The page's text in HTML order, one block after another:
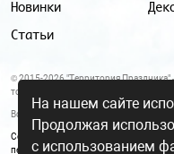
Новинки
Статьи
© 2015-2026 "Территория
товаров для праздника.
Все цены и условия, указанные на
Согласие на обработку персональных
персональных данных
На нашем сайте
Продолжая
с использованием